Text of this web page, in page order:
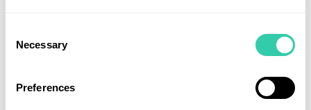
Selection
Necessary
Preferences
29 juni